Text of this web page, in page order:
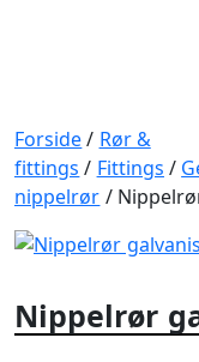
Forside/ Rør &
fittings / Fittings /
nippelrør /
Nippelrør